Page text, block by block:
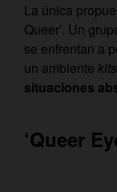
La única
Queer’. Un
se enfrentan a
un ambiente
situaciones
‘Queer